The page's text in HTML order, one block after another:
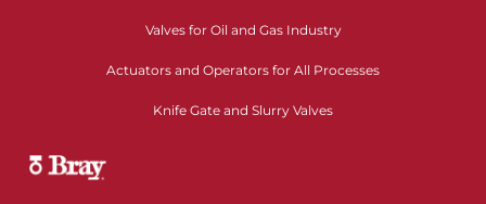
Valves for Oil and Gas Industry
Actuators and Operators for All Processes
Knife Gate and Slurry Valves